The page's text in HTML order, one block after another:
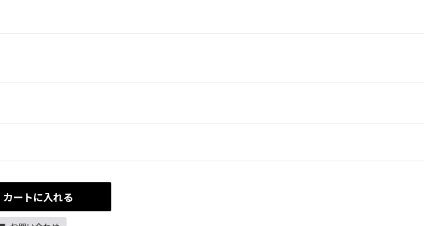
カートに入れる